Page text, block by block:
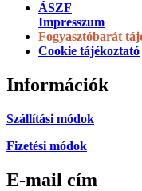
ÁSZF
Impresszum
Fogyasztóbarát
Cookie tájékoztató
Információk
Szállítási módok
Fizetési módok
E-mail cím